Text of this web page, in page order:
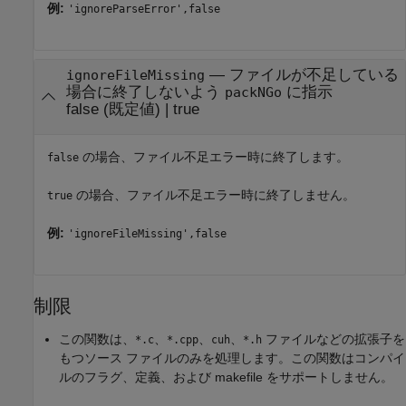
例: 'ignoreParseError',false
ignoreFileMissing — ファイルが不足している
場合に終了しないよう
packNGo に指示
false(既定値) | true
false の場合、ファイル不足エラー時に終了します。
true の場合、ファイル不足エラー時に終了しません。
例: 'ignoreFileMissing',false
制限
この関数は、 *.c *.cpp cuh *.h ファイルなどの拡張子を
もつソース ファイルのみを処理します。この関数はコンパイ
ルのフラグ、定義、および makefile をサポートしません。